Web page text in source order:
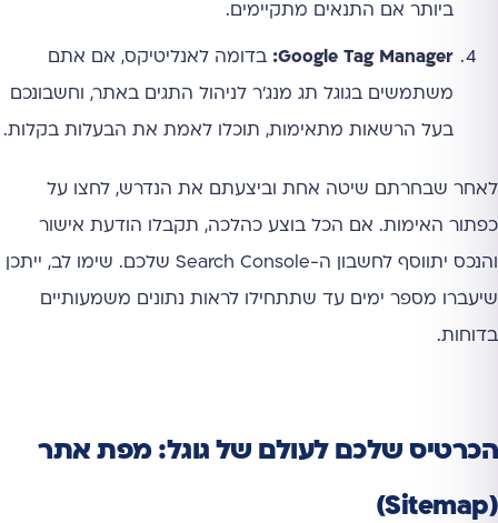
ביותר אם התנאים מתקיימים.
Google Tag Manager: בדומה לאנליטיקס, אם אתם
משתמשים בגוגל תג מנג'ר לניהול התגים באתר, וחשבונכם
בעל הרשאות מתאימות, תוכלו לאמת את הבעלות בקלות.
לאחר שבחרתם שיטה אחת וביצעתם את הנדרש, לחצו על
כפתור האימות. אם הכל בוצע כהלכה, תקבלו הודעת אישור
והנכס יתווסף לחשבון ה-Search Console שלכם. שימו לב, ייתכן
שיעברו מספר ימים עד שתתחילו לראות נתונים משמעותיים
בדוחות.
הכרטיס שלכם לעולם של גוגל: מפת אתר
(Sitemap)